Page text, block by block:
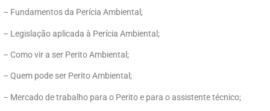
– Fundamentos da Perícia Ambiental;
– Legislação aplicada à Perícia Ambiental;
– Como vir a ser Perito Ambiental;
– Quem pode ser Perito Ambiental;
– Mercado de trabalho para o Perito e para o assistente técnico;